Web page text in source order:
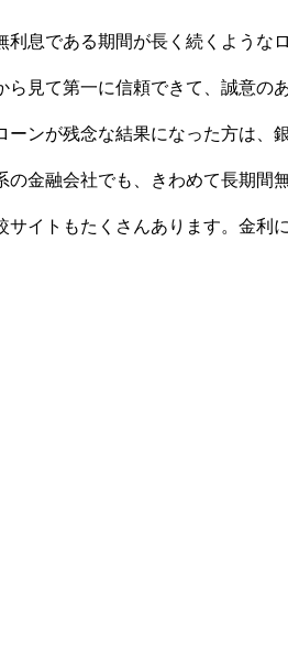
息である期間が長く続くような
見て第一に信頼できて、誠意の
ンが残念な結果になった方は、
金融会社でも、きわめて長期間
イトもたくさんあります。金利